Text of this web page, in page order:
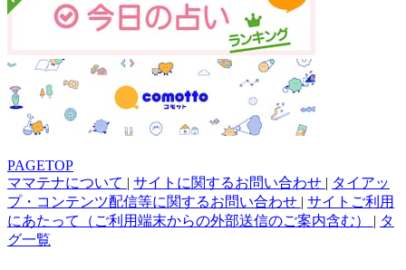
PAGETOP
ママテナについて | サイトに関するお問い合わせ | タイアッ
プ・コンテンツ配信等に関するお問い合わせ | サイトご利用
にあたって（ご利用端末からの外部送信のご案内含む） | タ
グ一覧